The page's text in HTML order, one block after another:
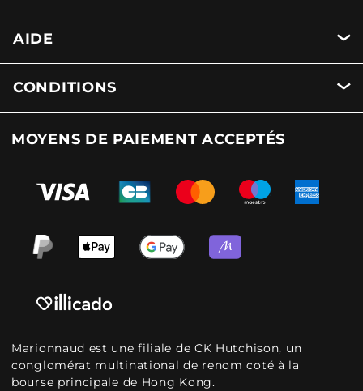
AIDE
CONDITIONS
MOYENS DE PAIEMENT ACCEPTÉS
Marionnaud est une filiale de CK Hutchison, un
conglomérat multinational de renom coté à la
bourse principale de Hong Kong.